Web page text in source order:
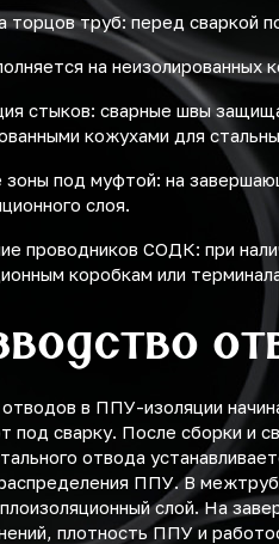
торцов труб: перед сваркой
на неизолированных
стыков: сварные швы
кожухами для
зоны под муфтой: на
слоя.
проводников СОДК: при
коробкам или
в ППУ-изоляции
под сварку. После сборки и
отвода
ППУ. В
слой. На
плотность ППУ и